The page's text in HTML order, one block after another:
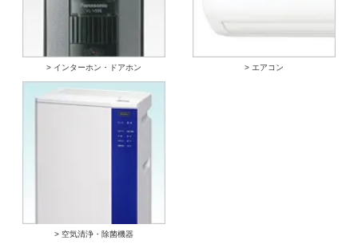
> インターホン・ドアホン > エアコン
> 空気清浄・除菌機器